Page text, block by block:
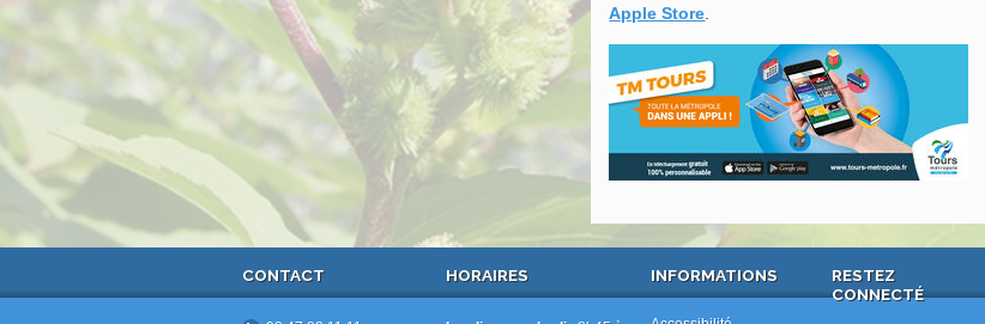
Apple Store.
CONTACT HORAIRES INFORMATIONS
RESTEZ
CONNECTÉ